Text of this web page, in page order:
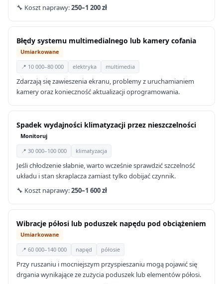
🔧 Koszt naprawy:250–1 200 zł
Błędy systemu multimedialnego lub kamery cofania
Umiarkowane
📍 10 000–80 000
elektryka multimedia
Zdarzają się zawieszenia ekranu, problemy z uruchamianiem
kamery oraz konieczność aktualizacji oprogramowania.
Spadek wydajności klimatyzacji przez nieszczelności
Monitoruj
📍 30 000–100 000
klimatyzacja
Jeśli chłodzenie słabnie, warto wcześnie sprawdzić szczelność
układu i stan skraplacza zamiast tylko dobijać czynnik.
🔧 Koszt naprawy:250–1 600 zł
Wibracje półosi lub poduszek napędu pod obciążeniem
Umiarkowane
📍 60 000–140 000
napęd półosie
Przy ruszaniu i mocniejszym przyspieszaniu mogą pojawić się
drgania wynikające ze zużycia poduszek lub elementów półosi.